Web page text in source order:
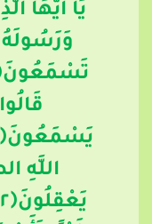
يَا أَيُّهَا
وَرَسُولَهُ
تَسْمَعُونَ
يَسْمَعُونَ﴿
اللَّهِ
يَعْقِلُونَ﴿